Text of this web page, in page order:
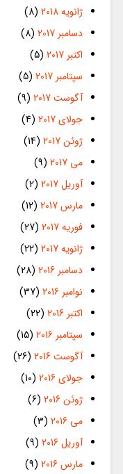
ژانویه 2018
(8)
دسامبر 2017
(8)
اکتبر 2017
(5)
سپتامبر 2017
(5)
آگوست 2017
(9)
جولای 2017
(4)
ژوئن 2017
(14)
می 2017
(9)
آوریل 2017
(2)
مارس 2017
(12)
فوریه 2017
(27)
ژانویه 2017
(22)
دسامبر 2016
(28)
نوامبر 2016
(37)
اکتبر 2016
(22)
سپتامبر 2016
(15)
آگوست 2016
(26)
جولای 2016
(10)
ژوئن 2016
(6)
می 2016
(3)
آوریل 2016
(9)
مارس 2016
(9)